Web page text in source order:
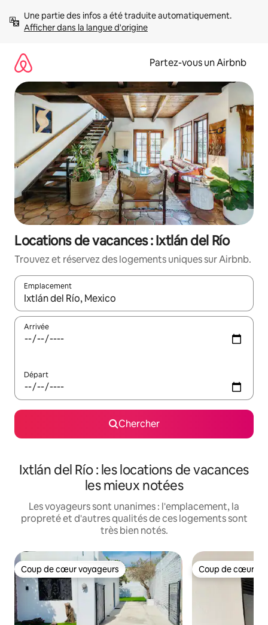
directement
Afficher dans la langue d'origine
Partez-vous un Airbnb
Locations de vacances : Ixtlán del Río
Trouvez et réservez des logements uniques sur Airbnb.
Emplacement
Quand les résultats sont affichés, parcourez-les en utilisant
Arrivée
Départ
Chercher
Ixtlán del Río : les locations de vacances
les mieux notées
Les voyageurs sont unanimes : l'emplacement, la
propreté et d'autres qualités de ces logements sont
très bien notés.
Coup de cœur voyageurs
Coup de cœur voyageurs Coup de cœur
Coup de cœur